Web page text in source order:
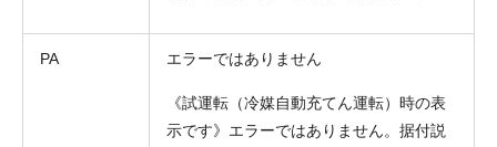
PA エラーではありません
《試運転（冷媒自動充てん運転）時の表
示です》エラーではありません。据付説